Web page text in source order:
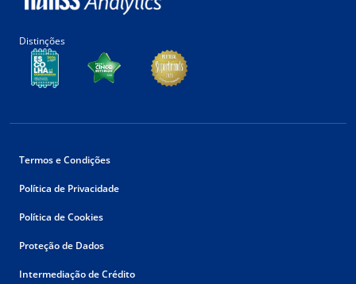
Distinções
Termos e Condições
Política de Privacidade
Política de Cookies
Proteção de Dados
Intermediação de Crédito